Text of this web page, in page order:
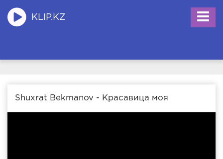
KLIP.KZ
Shuxrat Bekmanov - Красавица моя